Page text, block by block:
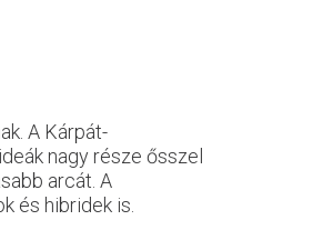
A Kárpát-
nagy része ősszel
arcát. A
és hibridek is.